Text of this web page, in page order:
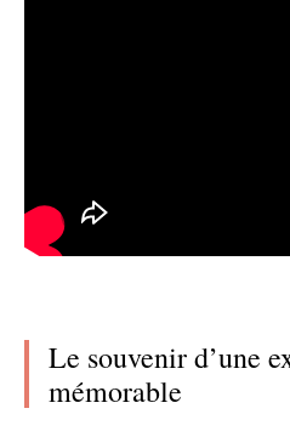
Le souvenir d’une
mémorable